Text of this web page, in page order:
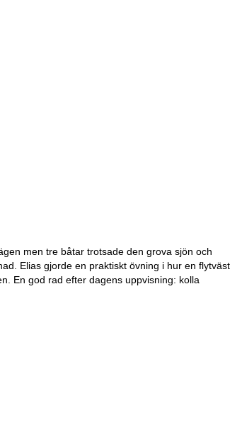
men tre båtar trotsade den grova sjön och
Elias gjorde en praktiskt övning i hur en flytväst
En god rad efter dagens uppvisning: kolla